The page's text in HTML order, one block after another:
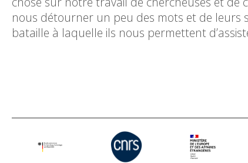
nous détourner un peu des mots et de leurs
bataille à laquelle ils nous permettent